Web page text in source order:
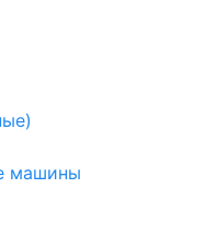
машины